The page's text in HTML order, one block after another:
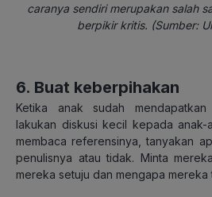
caranya sendiri merupakan salah
berpikir kritis. (Sumber:
6. Buat keberpihakan
Ketika anak sudah mendapatkan
lakukan diskusi kecil kepada anak-
membaca referensinya, tanyakan
penulisnya atau tidak. Minta
mereka setuju dan mengapa mereka